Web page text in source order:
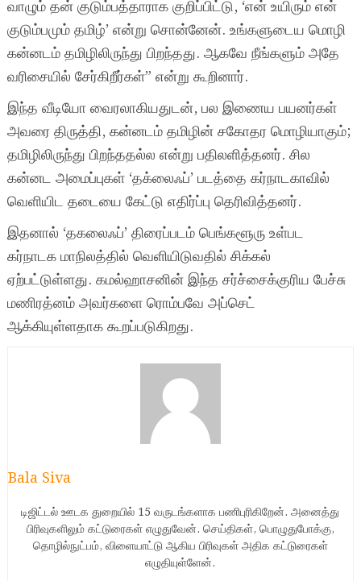
வாழும் தன் குடும்பத்தாராக குறிப்பிட்டு, ‘என் உயிரும் என்
குடும்பமும் தமிழ்’ என்று சொன்னேன். உங்களுடைய மொழி
கன்னடம் தமிழிலிருந்து பிறந்தது. ஆகவே நீங்களும் அதே
வரிசையில் சேர்கிறீர்கள்” என்று கூறினார்.
இந்த வீடியோ வைரலாகியதுடன், பல இணைய பயனர்கள்
அவரை திருத்தி, கன்னடம் தமிழின் சகோதர மொழியாகும்;
தமிழிலிருந்து பிறந்ததல்ல என்று பதிலளித்தனர். சில
கன்னட அமைப்புகள் ‘தக்லைஃப்’ படத்தை கர்நாடகாவில்
வெளியிட தடையை கேட்டு எதிர்ப்பு தெரிவித்தனர்.
இதனால் ‘தகலைஃப்’ திரைப்படம் பெங்களூரு உள்பட
கர்நாடக மாநிலத்தில் வெளியிடுவதில் சிக்கல்
ஏற்பட்டுள்ளது. கமல்ஹாசனின் இந்த சர்ச்சைக்குரிய பேச்சு
மணிரத்னம் அவர்களை ரொம்பவே அப்செட்
ஆக்கியுள்ளதாக கூறப்படுகிறது.
Bala Siva
டிஜிட்டல் ஊடக துறையில் 15 வருடங்களாக பணிபுரிகிறேன். அனைத்து
பிரிவுகளிலும் கட்டுரைகள் எழுதுவேன். செய்திகள், பொழுதுபோக்கு,
தொழில்நுட்பம், விளையாட்டு ஆகிய பிரிவுகள் அதிக கட்டுரைகள்
எழுதியுள்ளேன்.